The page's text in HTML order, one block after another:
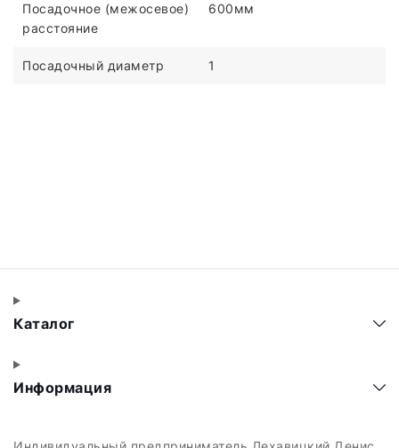
Посадочное (межосевое)
расстояние
600мм
Посадочный диаметр 1
Каталог
Информация